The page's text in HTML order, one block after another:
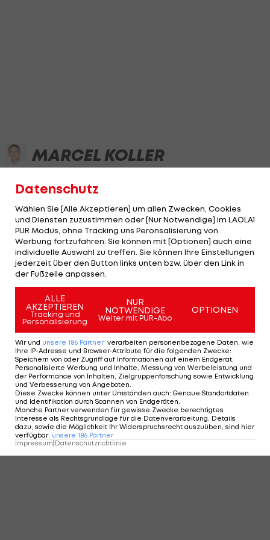
MARCEL KOLLER
NEWS VIDEOS
19:29
Das ÖFB-Team der 10er-Jahre
ÖFB Nationalteam
Datenschutz
Wählen Sie [Alle Akzeptieren] um allen Zwecken, Cookies
und Diensten zuzustimmen oder [Nur Notwendige] im LAOLA1
PUR Modus, ohne Tracking uns Peronsalisierung von
Werbung fortzufahren. Sie können mit [Optionen] auch eine
individuelle Auswahl zu treffen. Sie können Ihre Einstellungen
jederzeit über den Button links unten bzw. über den Link in
der Fußzeile anpassen.
ALLE
AKZEPTIEREN
Tracking und
Personalisierung
NUR
NOTWENDIGE
Weiter mit PUR-Abo
OPTIONEN
Wir und unsere 186 Partner verarbeiten personenbezogene Daten, wie
Ihre IP-Adresse und Browser-Attribute für die folgenden Zwecke:
Speichern von oder Zugriff auf Informationen auf einem Endgerät;
Personalisierte Werbung und Inhalte, Messung von Werbeleistung und
der Performance von Inhalten, Zielgruppenforschung sowie Entwicklung
und Verbesserung von Angeboten.
Diese Zwecke können unter Umständen auch: Genaue Standortdaten
und Identifikation durch Scannen von Endgeräten.
Manche Partner verwenden für gewisse Zwecke berechtigtes
Interesse als Rechtsgrundlage für die Datenverarbeitung. Details
dazu, sowie die Möglichkeit Ihr Widerspruchsrecht auszuüben, sind hier
verfügbar: unsere 186 Partner
Impressum Datenschutzrichtlinie